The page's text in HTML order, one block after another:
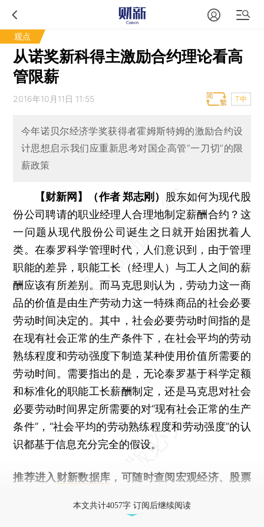
观点
从诺奖新科得主激励合约理论看高
管限薪
2016年10月11日 11:55 T中
今年诺贝尔经济学奖获得者霍姆斯特姆的激励合约设
计思想启示我们应重新思考对国企高管“一刀切”的限
薪政策
【财新网】（作者 郑志刚）
股东如何为现代股
份公司聘请的职业经理人合理地制定薪酬合约？这
一问题从现代股份公司诞生之日就开始困扰着人
类。在泰罗科学管理时代，人们意识到，由于管理
职能的差异，职能工长（经理人）与工人之间的薪
酬应该有所差别。而马克思则认为，劳动力这一商
品的价值是由生产劳动力这一特殊商品的社会必要
劳动时间决定的。其中，社会必要劳动时间指的是
在现有社会正常的生产条件下，在社会平均的劳动
熟练程度和劳动强度下制造某种使用价值所需要的
劳动时间。需要指出的是，无论泰罗基于科学定额
和标准化的职能工长薪酬制定，还是马克思对社会
必要劳动时间界定所需要的对“现有社会正常的生产
条件”，“社会平均的劳动熟练程度和劳动强度”的认
识都基于信息充分完全的假设。
推荐进入 财新数据库 ，可随时查阅宏观经济、股票
本文共计4057字 订阅后继续阅读